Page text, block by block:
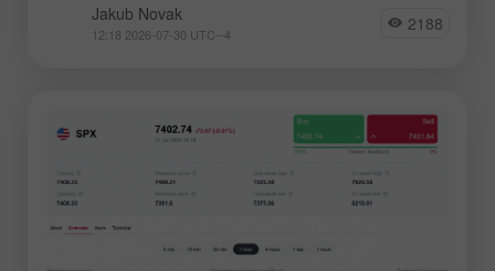
Jakub Novak
12:18 2026-07-30 UTC--4 2188